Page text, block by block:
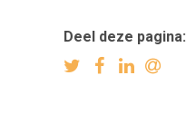
Deel deze pagina: